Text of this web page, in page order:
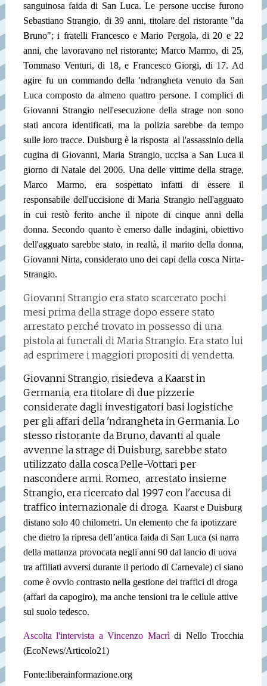
sanguinosa faida di San Luca. Le persone uccise furono
Sebastiano Strangio, di 39 anni, titolare del ristorante "da
Bruno"; i fratelli Francesco e Mario Pergola, di 20 e 22
anni, che lavoravano nel ristorante; Marco Marmo, di 25,
Tommaso Venturi, di 18, e Francesco Giorgi, di 17. Ad
agire fu un commando della 'ndrangheta venuto da San
Luca composto da almeno quattro persone. I complici di
Giovanni Strangio nell'esecuzione della strage non sono
stati ancora identificati, ma la polizia sarebbe da tempo
sulle loro tracce. Duisburg è la risposta al l'assassinio della
cugina di Giovanni, Maria Strangio, uccisa a San Luca il
giorno di Natale del 2006. Una delle vittime della strage,
Marco Marmo, era sospettato infatti di essere il
responsabile dell'uccisione di Maria Strangio nell'agguato
in cui restò ferito anche il nipote di cinque anni della
donna. Secondo quanto è emerso dalle indagini, obiettivo
dell'agguato sarebbe stato, in realtà, il marito della donna,
Giovanni Nirta, considerato uno dei capi della cosca Nirta-
Strangio.
Giovanni Strangio era stato scarcerato pochi
mesi prima della strage dopo essere stato
arrestato perché trovato in possesso di una
pistola ai funerali di Maria Strangio. Era stato lui
ad esprimere i maggiori propositi di vendetta.
Giovanni Strangio, risiedeva a Kaarst in
Germania, era titolare di due pizzerie
considerate dagli investigatori basi logistiche
per gli affari della 'ndrangheta in Germania. Lo
stesso ristorante da Bruno, davanti al quale
avvenne la strage di Duisburg, sarebbe stato
utilizzato dalla cosca Pelle-Vottari per
nascondere armi. Romeo, arrestato insieme
Strangio, era ricercato dal 1997 con l'accusa di
traffico internazionale di droga. Kaarst e Duisburg
distano solo 40 chilometri. Un elemento che fa ipotizzare
che dietro la ripresa dell’antica faida di San Luca (si narra
della mattanza provocata negli anni 90 dal lancio di uova
tra affiliati avversi durante il periodo di Carnevale) ci siano
come è ovvio contrasto nella gestione dei traffici di droga
(affari da capogiro), ma anche tensioni tra le cellule attive
sul suolo tedesco.
Ascolta l'intervista a Vincenzo Macrìdi Nello Trocchia
(EcoNews/Articolo21)
Fonte:liberainformazione.org